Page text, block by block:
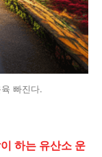
빠진다.
하는 유산소 운